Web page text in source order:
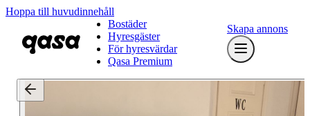
Hoppa till huvudinnehåll
Bostäder
Hyresgäster
För hyresvärdar
Qasa Premium
Skapa annons